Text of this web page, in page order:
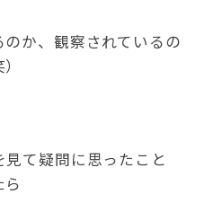
か、観察されているの
て疑問に思ったこと